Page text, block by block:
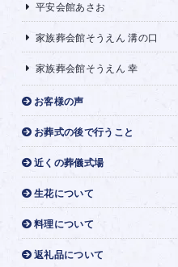
平安会館あさお
家族葬会館そうえん 溝の口
家族葬会館そうえん 幸
お客様の声
お葬式の後で行うこと
近くの葬儀式場
生花について
料理について
返礼品について